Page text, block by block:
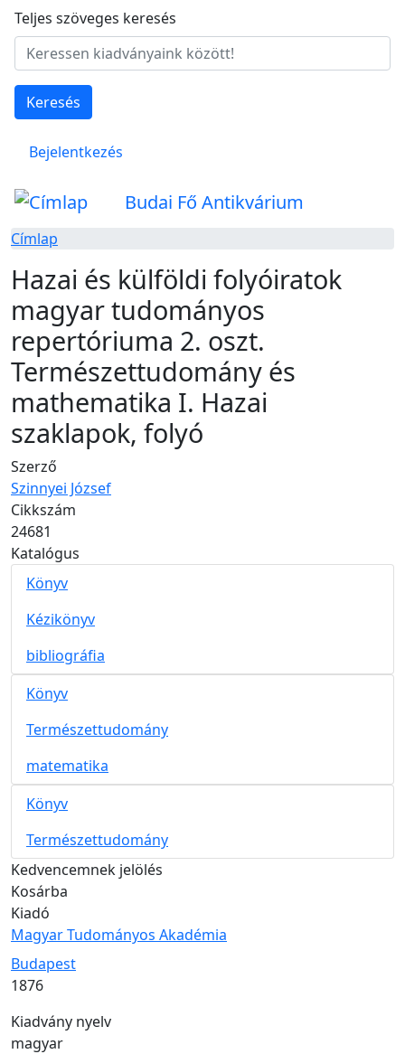
Ugrás a tartalomra
Teljes szöveges keresés
Keresés
Felhasználói fiók menüje
Bejelentkezés
Budai Fő Antikvárium
Címlap
Hazai és külföldi folyóiratok
magyar tudományos
repertóriuma 2. oszt.
Természettudomány és
mathematika I. Hazai
szaklapok, folyó
Szerző
Szinnyei József
Cikkszám
24681
Katalógus
Könyv
Kézikönyv
bibliográfia
Könyv
Természettudomány
matematika
Könyv
Természettudomány
Kedvencemnek jelölés
Kosárba
Kiadó
Magyar Tudományos Akadémia
Kiadás helye
Budapest
Kiadás éve
1876
Kiadvány nyelv
magyar